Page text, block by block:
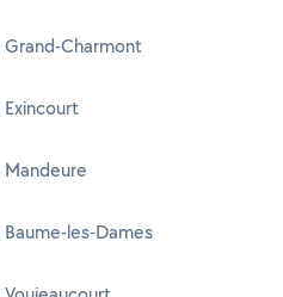
Charmont
les-Dames